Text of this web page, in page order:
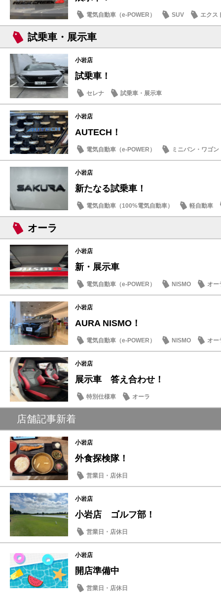
電気自動車（e-POWER） SUV エクス
試乗車・展示車
小岩店
試乗車！
セレナ 試乗車・展示車
小岩店
AUTECH！
電気自動車（e-POWER） ミニバン・ワゴン
小岩店
新たなる試乗車！
電気自動車（100%電気自動車） 軽自動車
オーラ
小岩店
新・展示車
電気自動車（e-POWER） NISMO オー
小岩店
AURA NISMO！
電気自動車（e-POWER） NISMO オー
小岩店
展示車 答え合わせ！
特別仕様車 オーラ
店舗記事新着
小岩店
外食探検隊！
営業日・店休日
小岩店
小岩店 ゴルフ部！
営業日・店休日
小岩店
開店準備中
営業日・店休日